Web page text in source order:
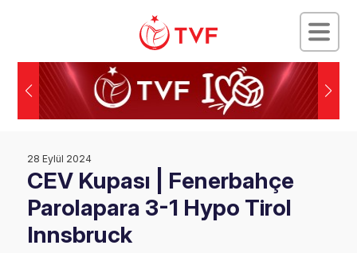
28 Eylül 2024
CEV Kupası | Fenerbahçe
Parolapara 3-1 Hypo Tirol
Innsbruck